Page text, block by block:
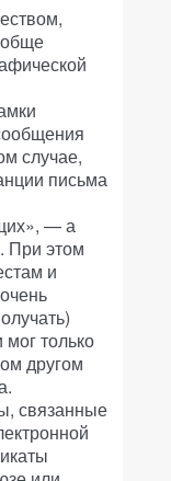
случае,
письма
— а
При этом
и
только
другом
связанные